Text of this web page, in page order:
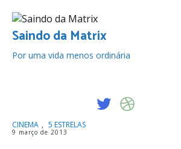
para
Saindo da Matrix
Por uma vida menos ordinária
CINEMA , 5 ESTRELAS
9 março de 2013